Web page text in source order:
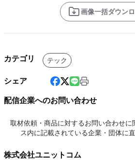
画像一括ダウン
カテゴリ テック
シェア
配信企業へのお問い合わせ
取材依頼・商品に対するお問い合わせに
ス内に記載されている企業・団体に
株式会社ユニットコム